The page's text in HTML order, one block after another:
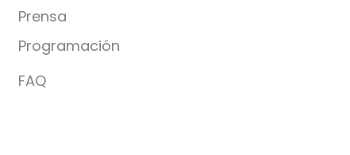
Prensa
Programación
FAQ